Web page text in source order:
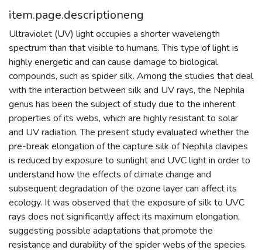
item.page.descriptioneng
Ultraviolet (UV) light occupies a shorter wavelength
spectrum than that visible to humans. This type of light is
highly energetic and can cause damage to biological
compounds, such as spider silk. Among the studies that deal
with the interaction between silk and UV rays, the Nephila
genus has been the subject of study due to the inherent
properties of its webs, which are highly resistant to solar
and UV radiation. The present study evaluated whether the
pre-break elongation of the capture silk of Nephila clavipes
is reduced by exposure to sunlight and UVC light in order to
understand how the effects of climate change and
subsequent degradation of the ozone layer can affect its
ecology. It was observed that the exposure of silk to UVC
rays does not significantly affect its maximum elongation,
suggesting possible adaptations that promote the
resistance and durability of the spider webs of the species.